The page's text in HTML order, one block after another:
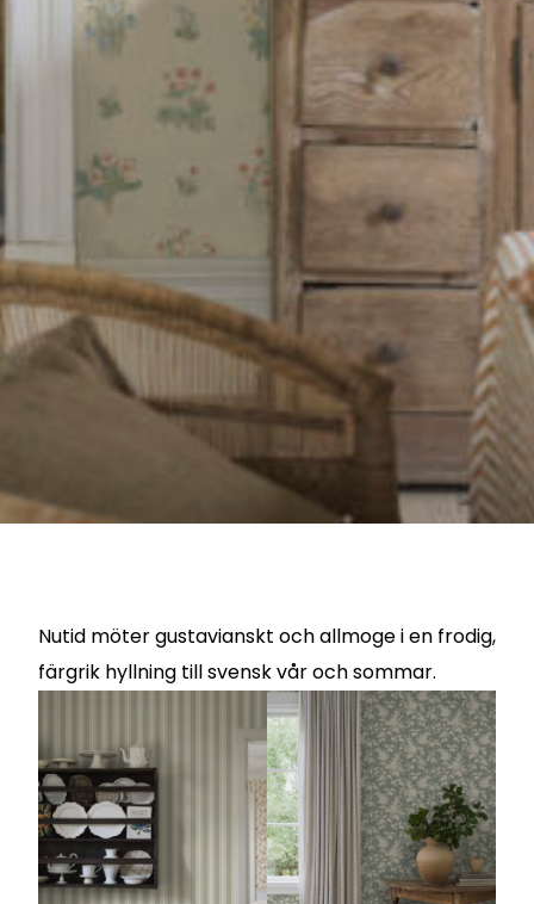
Nutid möter gustavianskt och allmoge i en frodig,
färgrik hyllning till svensk vår och sommar.